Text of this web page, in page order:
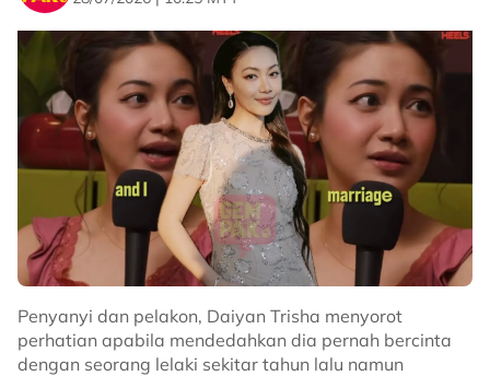
Penyanyi dan pelakon, Daiyan Trisha menyorot
perhatian apabila mendedahkan dia pernah bercinta
dengan seorang lelaki sekitar tahun lalu namun